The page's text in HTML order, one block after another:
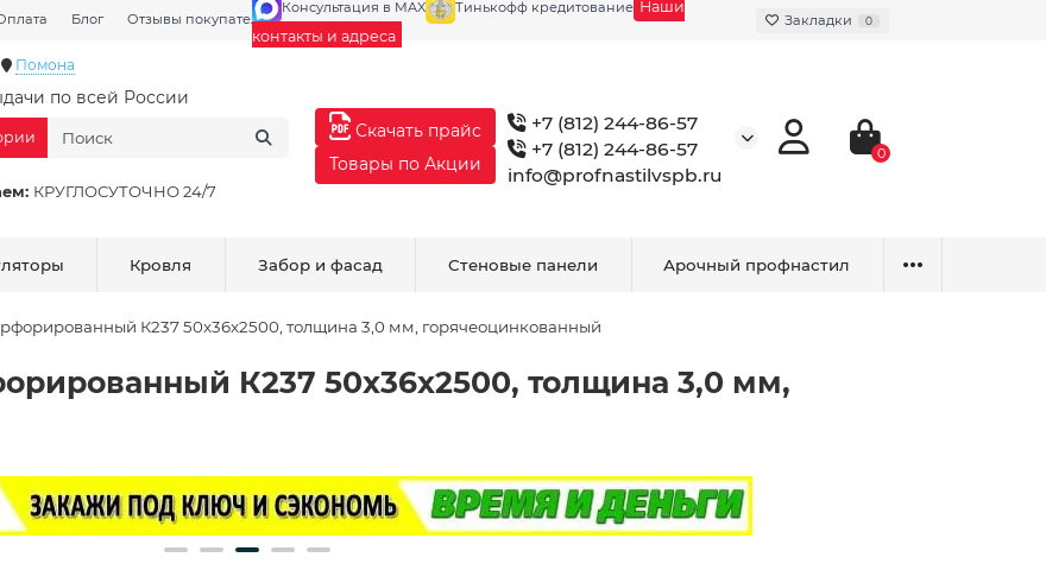
Блог Отзывы покупателей Галерея
Консультация в MAX Тинькофф кредитование Наши
контакты и адреса
Закладки 0
Помона
по всей России
КРУГЛОСУТОЧНО 24/7
Скачать прайс
Товары по Акции
+7 (812) 244-86-57
+7 (812) 244-86-57
info@profnastilvspb.ru
0
Кровля Забор и фасад Стеновые панели Арочный профнастил
К237 50x36x2500, толщина 3,0 мм, горячеоцинкованный
К237 50x36x2500, толщина 3,0 мм,